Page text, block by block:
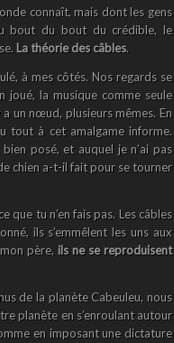
connaît, mais dont les gens
bout du bout du crédible, le
La théorie des câbles.
à mes côtés. Nos regards se
joué, la musique comme seule
un nœud, plusieurs mêmes. En
tout à cet amalgame informe.
posé, et auquel je n’ai pas
chien a-t-il fait pour se tourner
que tu n’en fais pas. Les câbles
ils s’emmêlent les uns aux
père, ils ne se reproduisent
de la planète Cabeuleu, nous
planète en s’enroulant autour
en imposant une dictature